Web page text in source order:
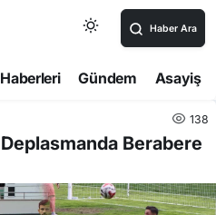
Haber Ara
Gündem Asayiş
138
Berabere